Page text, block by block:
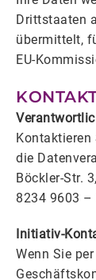
Drittstaaten
übermittelt,
EU-
die
Böckler-Str.
8234 9603 –
Initiativ-
Wenn Sie